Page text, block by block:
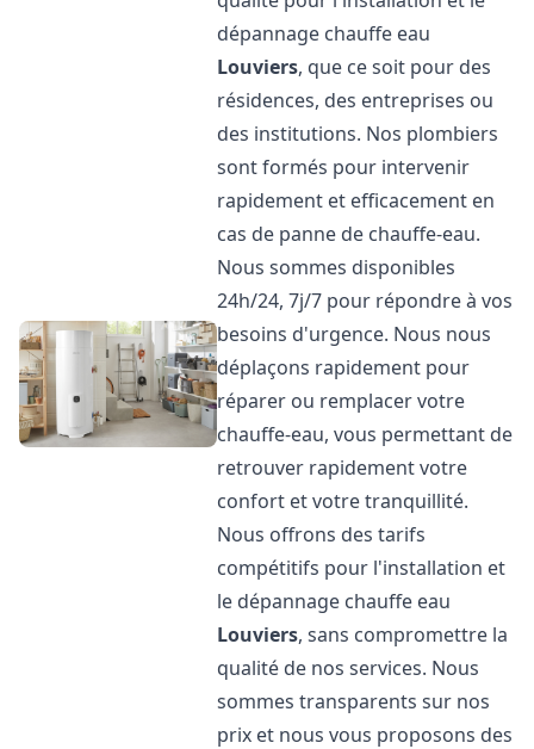
dépannage chauffe eau
Louviers, que ce soit pour des
résidences, des entreprises ou
des institutions. Nos plombiers
sont formés pour intervenir
rapidement et efficacement en
cas de panne de chauffe-eau.
Nous sommes disponibles
24h/24, 7j/7 pour répondre à vos
besoins d'urgence. Nous nous
déplaçons rapidement pour
réparer ou remplacer votre
chauffe-eau, vous permettant de
retrouver rapidement votre
confort et votre tranquillité.
Nous offrons des tarifs
compétitifs pour l'installation et
le dépannage chauffe eau
Louviers, sans compromettre la
qualité de nos services. Nous
sommes transparents sur nos
prix et nous vous proposons des